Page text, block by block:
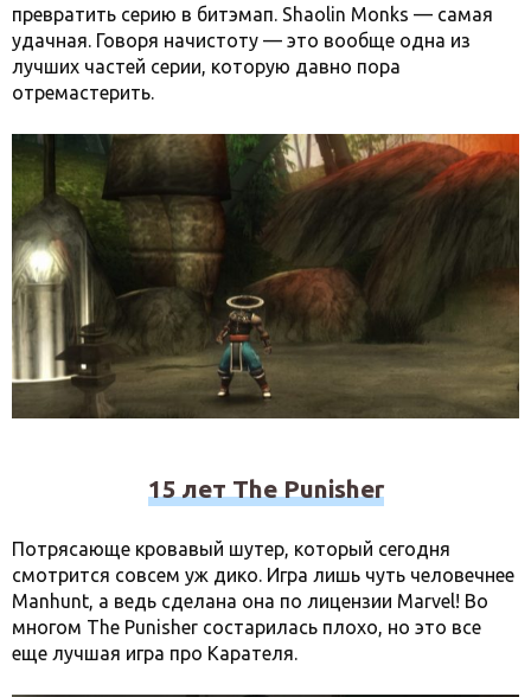
превратить серию в битэмап. Shaolin Monks — самая
удачная. Говоря начистоту — это вообще одна из
лучших частей серии, которую давно пора
отремастерить.
15 лет The Punisher
Потрясающе кровавый шутер, который сегодня
смотрится совсем уж дико. Игра лишь чуть человечнее
Manhunt, а ведь сделана она по лицензии Marvel! Во
многом The Punisher состарилась плохо, но это все
еще лучшая игра про Карателя.